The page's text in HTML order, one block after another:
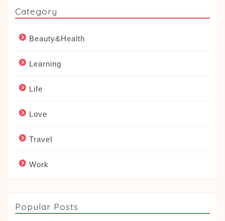
Category
Beauty&Health
Learning
Life
Love
Travel
Work
Popular Posts